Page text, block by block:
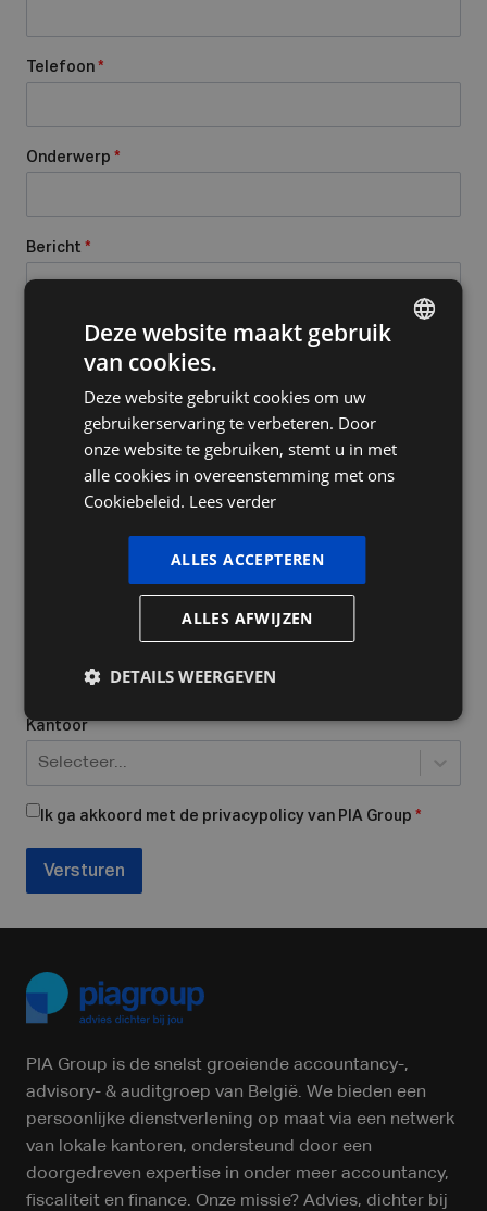
Telefoon *
Onderwerp *
Bericht *
Ja, ik heb al een ondernemingsnummer
Kantoor
Selecteer...
Ik ga akkoord met de privacypolicy van PIA Group *
Versturen
PIA Group is de snelst groeiende accountancy-,
advisory- & auditgroep van België. We bieden een
persoonlijke dienstverlening op maat via een netwerk
van lokale kantoren, ondersteund door een
doorgedreven expertise in onder meer accountancy,
fiscaliteit en finance. Onze missie? Advies, dichter bij
Deze website maakt gebruik
van cookies.
Deze website gebruikt cookies om uw
gebruikerservaring te verbeteren. Door
onze website te gebruiken, stemt u in met
alle cookies in overeenstemming met ons
Cookiebeleid. Lees verder
ALLES ACCEPTEREN
ALLES AFWIJZEN
DETAILS WEERGEVEN